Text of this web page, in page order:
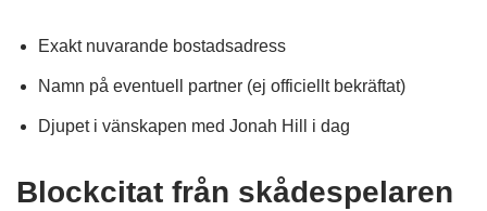
Exakt nuvarande bostadsadress
Namn på eventuell partner (ej officiellt bekräftat)
Djupet i vänskapen med Jonah Hill i dag
Blockcitat från skådespelaren